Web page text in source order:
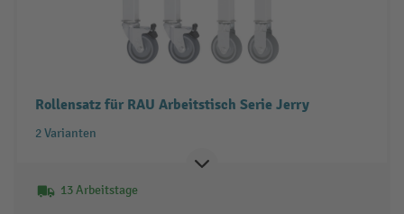
Rollensatz für RAU Arbeitstisch Serie Jerry
2 Varianten
13 Arbeitstage